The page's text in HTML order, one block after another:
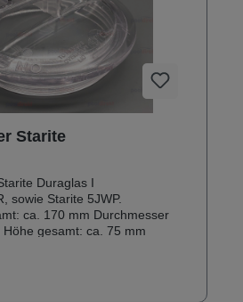
Starite
Duraglas I
sowie Starite 5JWP.
ca. 170 mm Durchmesser
gesamt: ca. 75 mm